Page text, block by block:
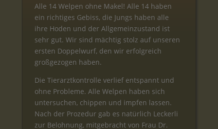
Alle 14 Welpen ohne Makel! Alle 14 haben
ein richtiges Gebiss, die Jungs haben alle
ihre Hoden und der Allgemeinzustand ist
sehr gut. Wir sind mächtig stolz auf unseren
ersten Doppelwurf, den wir erfolgreich
großgezogen haben.
Die Tierarztkontrolle verlief entspannt und
ohne Probleme. Alle Welpen haben sich
untersuchen, chippen und impfen lassen.
Nach der Prozedur gab es natürlich Leckerli
zur Belohnung, mitgebracht von Frau Dr.